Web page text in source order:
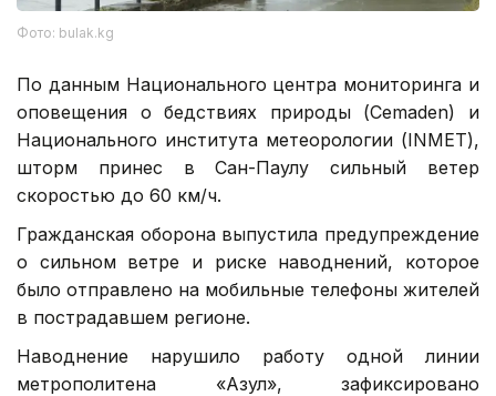
Фото: bulak.kg
По данным Национального центра мониторинга и
оповещения о бедствиях природы (Cemaden) и
Национального института метеорологии (INMET),
шторм принес в Сан-Паулу сильный ветер
скоростью до 60 км/ч.
Гражданская оборона выпустила предупреждение
о сильном ветре и риске наводнений, которое
было отправлено на мобильные телефоны жителей
в пострадавшем регионе.
Наводнение нарушило работу одной линии
метрополитена «Азул», зафиксировано